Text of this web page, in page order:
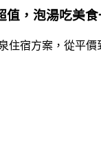
值，泡湯吃美
宿方案，從平